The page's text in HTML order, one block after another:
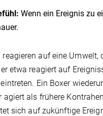
Wenn ein Ereignis zu
reagieren auf eine
etwa reagiert auf
Ein Boxer
agiert als frühere
sich auf zukünftige